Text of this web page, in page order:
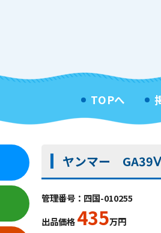
TOPへ
ヤンマー GA39Ⅴ
管理番号：四国-010255
出品価格435万円